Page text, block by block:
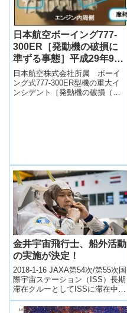
日本航空ボーイング777-
300ER［発動機の破損に
準ずる事態］平成29年9月
5日発生
日本航空株式会社所属 ボーイ
ング式777-300ER型機の重大イ
ンシデント［発動機の破損（破
金井宇宙飛行士、船外活動
の実施が決定！
2018-1-16 JAXA第54次/第55次国
際宇宙ステーション（ISS）長期
滞在クルーとしてISSに滞在中の
金井宇宙飛行士が船外活動を行
うことが決定いたしま...